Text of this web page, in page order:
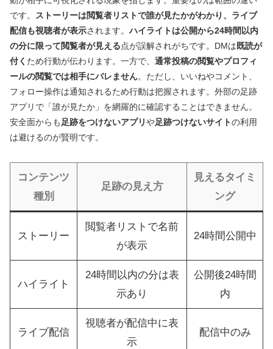
です。
ストーリーは閲覧者リストで誰が見たかがわかり、ライブ
配信も視聴者が表示されます。ハイライトは公開から24時間以内
の分に限って閲覧者が見える点が誤解されがちです。DMは既読が
付く ため行動が伝わります。一方で、 通常投稿の閲覧やプロフィ
ールの閲覧では相手にバレません。ただし、いいねやコメント、
フォロー操作は通知されるため行動は把握されます。外部の足跡
アプリで「誰が見たか」を網羅的に確認することはできません。
安全面からも 足跡をつけないアプリや足跡つけないサイトの利用
は避けるのが賢明です。
コンテンツ
種別
足跡の見え方
見えるタイミ
ング
ストーリー
閲覧者リストで名前
が表示
24時間公開中
ハイライト
24時間以内の分は表
示あり
公開後24時間
内
ライブ配信
視聴者が配信中に表
示
配信中のみ